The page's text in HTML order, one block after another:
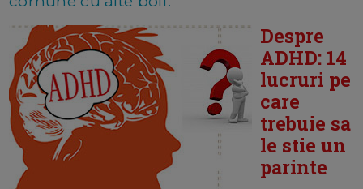
Despre
ADHD: 14
lucruri pe
care
trebuie sa
le stie un
parinte